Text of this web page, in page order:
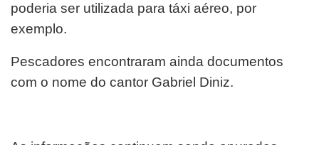
poderia ser utilizada para táxi aéreo, por
exemplo.
Pescadores encontraram ainda documentos
com o nome do cantor Gabriel Diniz.